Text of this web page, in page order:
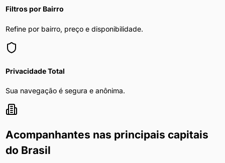
Filtros por Bairro
Refine por bairro, preço e disponibilidade.
Privacidade Total
Sua navegação é segura e anônima.
Acompanhantes nas principais capitais
do Brasil